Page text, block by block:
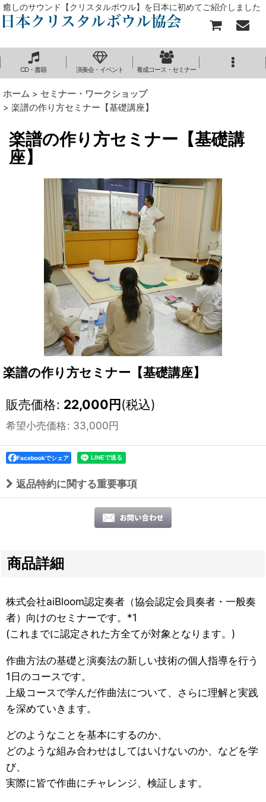
癒しのサウンド【クリスタルボウル】を日本に初めてご紹介しました
CD・書籍 演奏会・イベント 養成コース・セミナー
ホーム > セミナー・ワークショップ
> 楽譜の作り方セミナー【基礎講座】
楽譜の作り方セミナー【基礎講
座】
楽譜の作り方セミナー【基礎講座】
販売価格: 22,000円(税込)
希望小売価格: 33,000円
Facebookでシェア
返品特約に関する重要事項
商品詳細
株式会社aiBloom認定奏者（協会認定会員奏者・一般奏
者）向けのセミナーです。*1
(これまでに認定された方全てが対象となります。)
作曲方法の基礎と演奏法の新しい技術の個人指導を行う
1日のコースです。
上級コースで学んだ作曲法について、さらに理解と実践
を深めていきます。
どのようなことを基本にするのか、
どのような組み合わせはしてはいけないのか、などを学
び、
実際に皆で作曲にチャレンジ、検証します。